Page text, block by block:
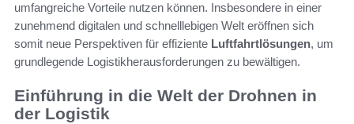
umfangreiche Vorteile nutzen können. Insbesondere in einer
zunehmend digitalen und schnelllebigen Welt eröffnen sich
somit neue Perspektiven für effiziente Luftfahrtlösungen, um
grundlegende Logistikherausforderungen zu bewältigen.
Einführung in die Welt der Drohnen in
der Logistik